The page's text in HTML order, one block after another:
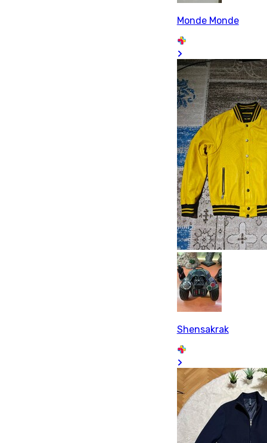
Monde Monde
Shensakrak